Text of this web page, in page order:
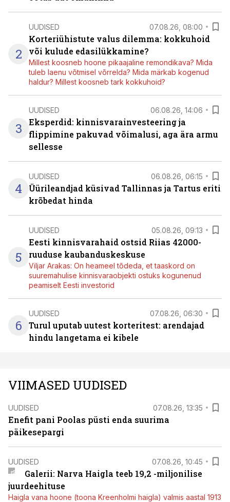
2
UUDISED 07.08.26, 08:00
Korteriühistute valus dilemma: kokkuhoid
või kulude edasilükkamine?
Millest koosneb hoone pikaajaline remondikava? Mida
tuleb laenu võtmisel võrrelda? Mida märkab kogenud
haldur? Millest koosneb tark kokkuhoid?
3
UUDISED 06.08.26, 14:06
Eksperdid: kinnisvarainvesteering ja
flippimine pakuvad võimalusi, aga ära armu
sellesse
4
UUDISED 06.08.26, 06:15
Üürileandjad küsivad Tallinnas ja Tartus eriti
krõbedat hinda
5
UUDISED 05.08.26, 09:13
Eesti kinnisvarahaid ostsid Riias 42000-
ruuduse kaubanduskeskuse
Viljar Arakas: On heameel tõdeda, et taaskord on
suuremahulise kinnisvaraobjekti ostuks kogunenud
peamiselt Eesti investorid
6
UUDISED 07.08.26, 06:30
Turul uputab uutest korteritest: arendajad
hindu langetama ei kibele
VIIMASED UUDISED
UUDISED 07.08.26, 13:35
Enefit pani Poolas püsti enda suurima
päikesepargi
UUDISED 07.08.26, 10:45
Galerii: Narva Haigla teeb 19,2 -miljonilise
juurdeehituse
Haigla vana hoone (toona Kreenholmi haigla) valmis aastal 1913